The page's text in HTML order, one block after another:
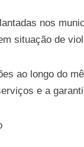
nos
situação de
ao longo do
e a